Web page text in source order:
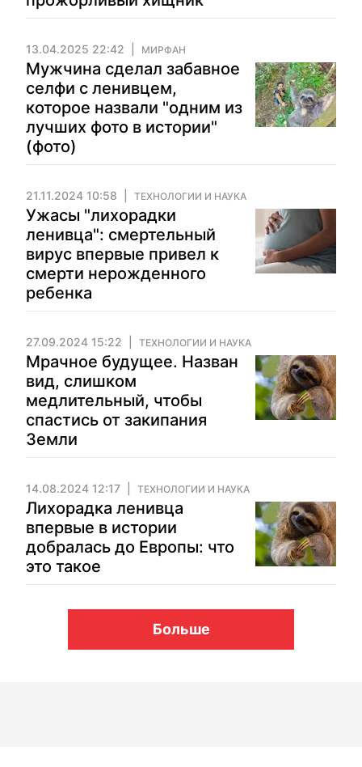
13.04.2025 22:42 МИРФАН
Мужчина сделал забавное
селфи с ленивцем,
которое назвали "одним из
лучших фото в истории"
(фото)
21.11.2024 10:58 ТЕХНОЛОГИИ И НАУКА
Ужасы "лихорадки
ленивца": смертельный
вирус впервые привел к
смерти нерожденного
ребенка
27.09.2024 15:22 ТЕХНОЛОГИИ И НАУКА
Мрачное будущее. Назван
вид, слишком
медлительный, чтобы
спастись от закипания
Земли
14.08.2024 12:17 ТЕХНОЛОГИИ И НАУКА
Лихорадка ленивца
впервые в истории
добралась до Европы: что
это такое
Больше